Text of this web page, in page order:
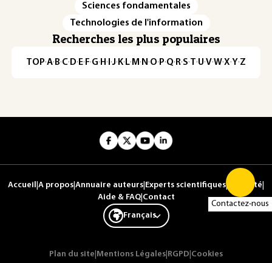
Contactez-nous
Sciences fondamentales
Technologies de l'information
Recherches les plus populaires
TOP·A·B·C· D· E· F·G· H · ·J· K· L· M · N ·O· P·Q· R·S·T·U·V·W·X·Y·Z
Accueil A propos Annuaire auteurs Experts scientifiques| Publicité
Aide & FAQ| Contact
Français
Plan du site Mentions Légales RGPD Cookies